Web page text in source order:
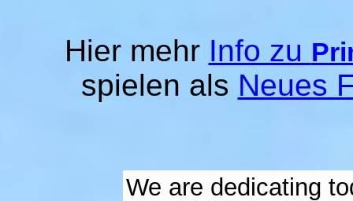
Hier mehr Info zu
spielen als Neues
We are dedicating